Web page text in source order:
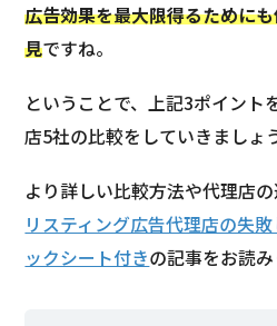
広告効果を最大限得るために
見ですね。
ということで、上記3ポイント
店5社の比較をしていきましょう
より詳しい比較方法や代理店
リスティング広告代理店の失
ックシート付きの記事をお読み